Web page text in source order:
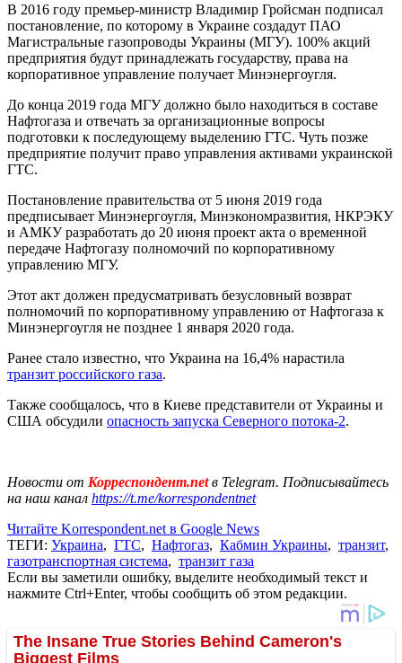
В 2016 году премьер-министр Владимир Гройсман подписал
постановление, по которому в Украине создадут ПАО
Магистральные газопроводы Украины (МГУ). 100% акций
предприятия будут принадлежать государству, права на
корпоративное управление получает Минэнергоугля.
До конца 2019 года МГУ должно было находиться в составе
Нафтогаза и отвечать за организационные вопросы
подготовки к последующему выделению ГТС. Чуть позже
предприятие получит право управления активами украинской
ГТС.
Постановление правительства от 5 июня 2019 года
предписывает Минэнергоугля, Минэкономразвития, НКРЭКУ
и АМКУ разработать до 20 июня проект акта о временной
передаче Нафтогазу полномочий по корпоративному
управлению МГУ.
Этот акт должен предусматривать безусловный возврат
полномочий по корпоративному управлению от Нафтогаза к
Минэнергоугля не позднее 1 января 2020 года.
Ранее стало известно, что Украина на 16,4% нарастила
транзит российского газа.
Также сообщалось, что в Киеве представители от Украины и
США обсудили опасность запуска Северного потока-2.
Новости от Корреспондент.netв Telegram. Подписывайтесь
на наш канал https://t.me/korrespondentnet
Читайте Korrespondent.net в Google News
ТЕГИ: Украина, ГТС, Нафтогаз, Кабмин Украины, транзит,
газотранспортная система, транзит газа
Если вы заметили ошибку, выделите необходимый текст и
нажмите Ctrl+Enter, чтобы сообщить об этом редакции.